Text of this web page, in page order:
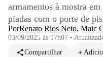
armamentos à mostra
piadas com o porte de
PorRenato Rios Neto, Maic
03/09/2025 às 17h07 •
Compartilhar